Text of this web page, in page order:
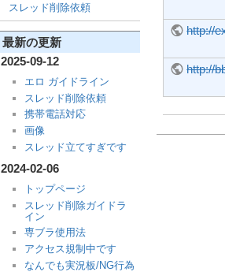
スレッド削除依頼
最新の更新
2025-09-12
エロ ガイドライン
スレッド削除依頼
携帯電話対応
画像
スレッド立てすぎです
2024-02-06
トップページ
スレッド削除ガイドラ
イン
専ブラ使用法
アクセス規制中です
なんでも実況板/NG行為
http://
http://